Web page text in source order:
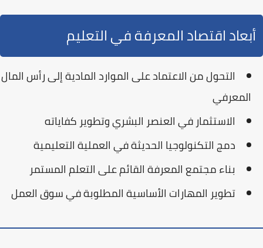
أبعاد اقتصاد المعرفة في التعليم
التحول من الاعتماد على الموارد المادية إلىرأس المال
المعرفي
الاستثمار فيالعنصر البشريوتطوير كفاياته
دمجالتكنولوجيا الحديثةفي العملية التعليمية
بناءمجتمع المعرفةالقائم على التعلم المستمر
تطوير المهارات الأساسيةالمطلوبة في سوق العمل